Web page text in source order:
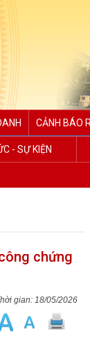
CẢNH BÁO
- SỰ KIỆN
chứng
18/05/2026